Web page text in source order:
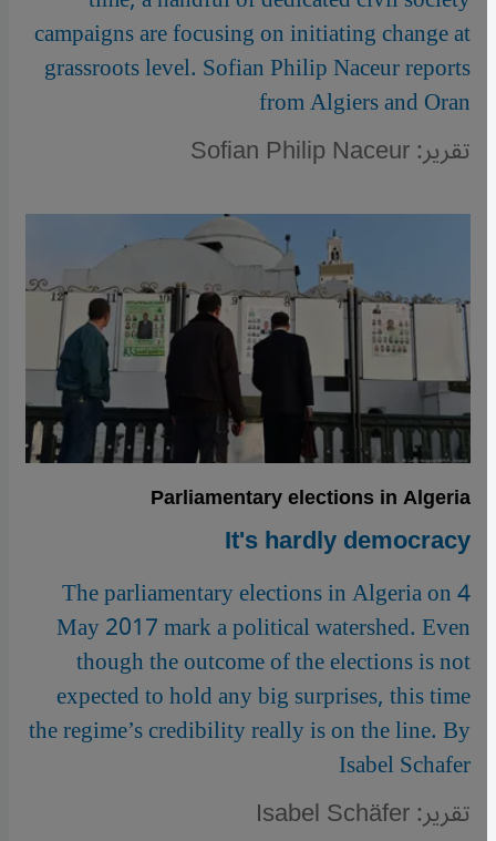
campaigns are focusing on initiating change at
grassroots level. Sofian Philip Naceur reports
from Algiers and Oran
تقرير: Sofian Philip Naceur
Parliamentary elections in Algeria
It's hardly democracy
The parliamentary elections in Algeria on 4
May 2017 mark a political watershed. Even
though the outcome of the elections is not
expected to hold any big surprises, this time
the regime’s credibility really is on the line. By
Isabel Schafer
تقرير: Isabel Schäfer